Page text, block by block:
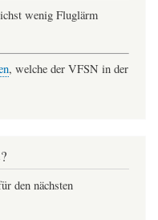
wenig Fluglärm
, welche der VFSN in der
den nächsten